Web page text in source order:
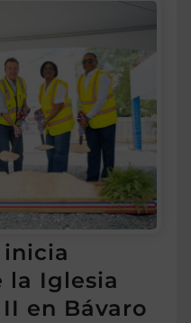
la Iglesia
en Bávaro